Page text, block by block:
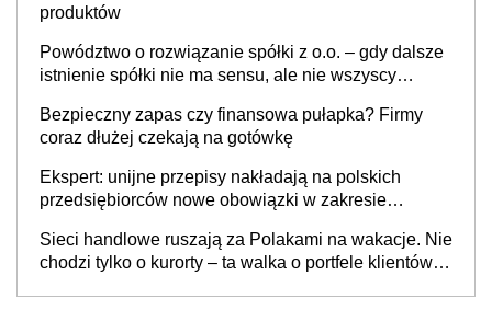
produktów
Powództwo o rozwiązanie spółki z o.o. – gdy dalsze
istnienie spółki nie ma sensu, ale nie wszyscy
Bezpieczny zapas czy finansowa pułapka? Firmy
coraz dłużej czekają na gotówkę
Ekspert: unijne przepisy nakładają na polskich
przedsiębiorców nowe obowiązki w zakresie
Sieci handlowe ruszają za Polakami na wakacje. Nie
chodzi tylko o kurorty – ta walka o portfele klientów